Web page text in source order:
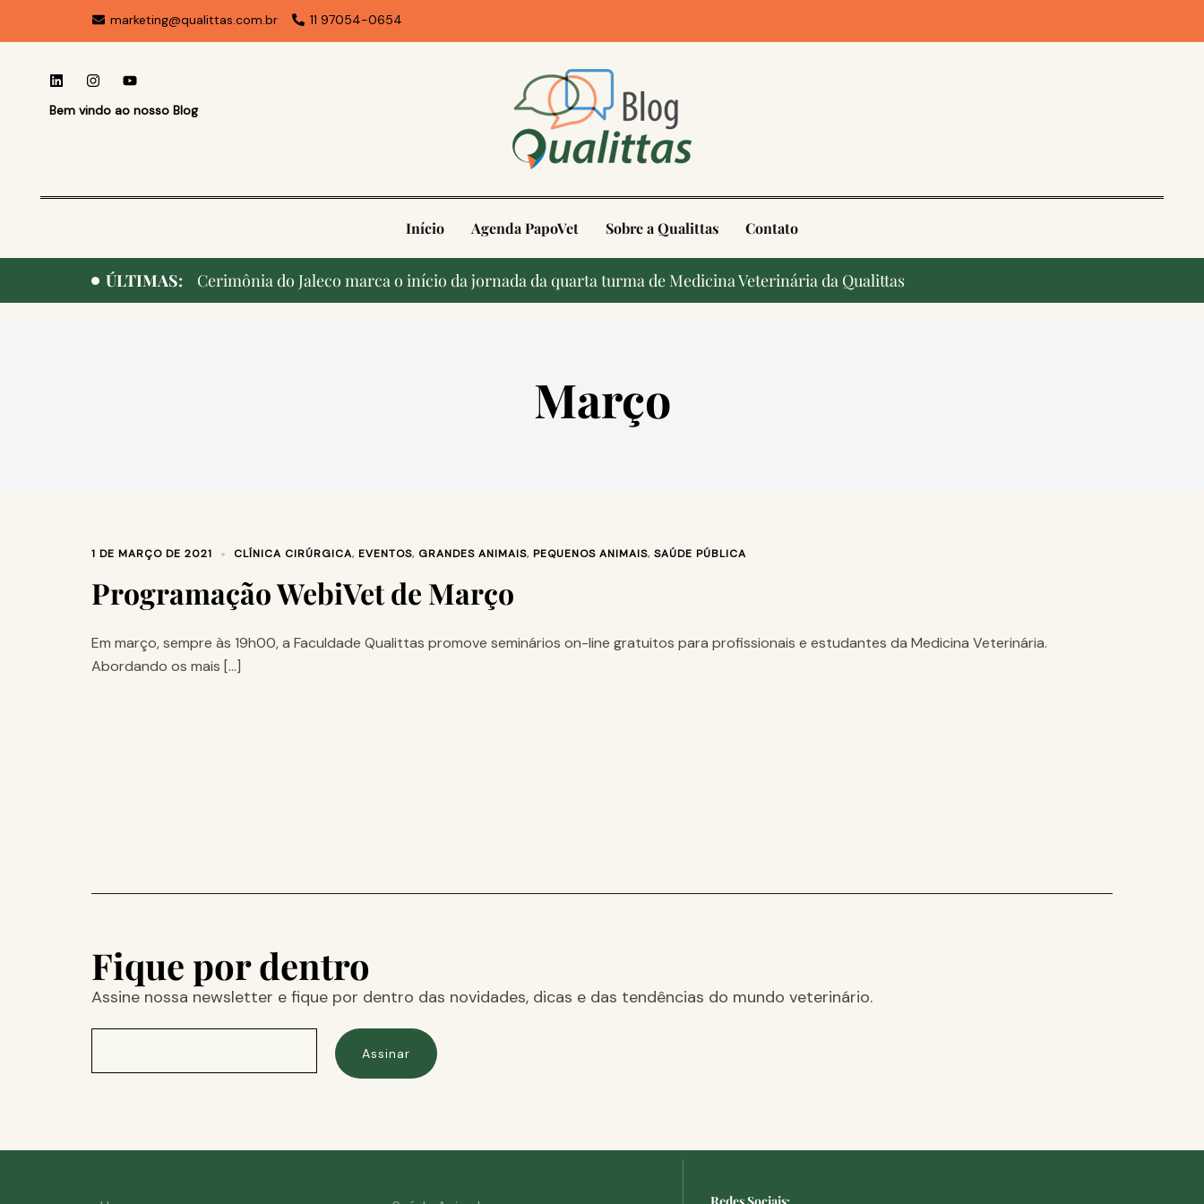
marketing@qualittas.com.br 11 97054-0654
Bem vindo ao nosso Blog
Início Agenda PapoVet Sobre a Qualittas Contato
ÚLTIMAS: Cerimônia do Jaleco marca o início da jornada da quarta turma de Medicina Veterinária da Qualittas
Março
1 DE MARÇO DE 2021 CLÍNICA CIRÚRGICA, EVENTOS, GRANDES ANIMAIS, PEQUENOS ANIMAIS, SAÚDE PÚBLICA
Programação WebiVet de Março
Em março, sempre às 19h00, a Faculdade Qualittas promove seminários on-line gratuitos para profissionais e estudantes da Medicina Veterinária.
Abordando os mais […]
Fique por dentro
Assine nossa newsletter e fique por dentro das novidades, dicas e das tendências do mundo veterinário.
Assinar